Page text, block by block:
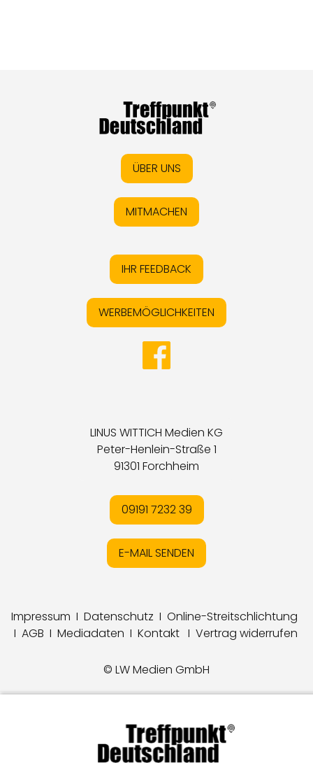
ÜBER UNS
MITMACHEN
IHR FEEDBACK
WERBEMÖGLICHKEITEN
LINUS WITTICH Medien KG
Peter-Henlein-Straße 1
91301 Forchheim
09191 7232 39
E-MAIL SENDEN
Impressum I Datenschutz I Online-Streitschlichtung
I AGB I Mediadaten I Kontakt I Vertrag widerrufen
© LW Medien GmbH